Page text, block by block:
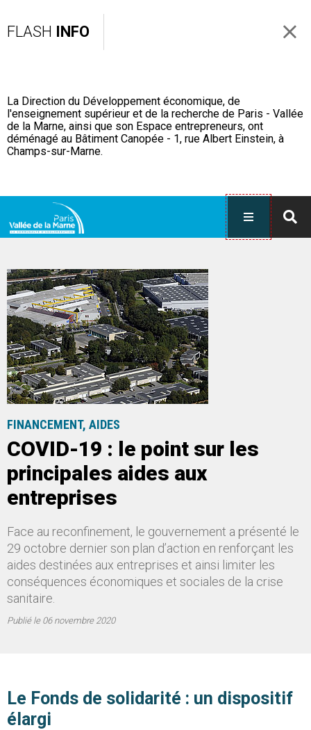
FLASH INFO
La Direction du Développement économique, de
l'enseignement supérieur et de la recherche de Paris - Vallée
de la Marne, ainsi que son Espace entrepreneurs, ont
déménagé au Bâtiment Canopée - 1, rue Albert Einstein, à
Champs-sur-Marne.
FINANCEMENT, AIDES
COVID-19 : le point sur les
principales aides aux
entreprises
Face au reconfinement, le gouvernement a présenté le
29 octobre dernier son plan d’action en renforçant les
aides destinées aux entreprises et ainsi limiter les
conséquences économiques et sociales de la crise
sanitaire.
Publié le06 novembre 2020
Le Fonds de solidarité : un dispositif
élargi